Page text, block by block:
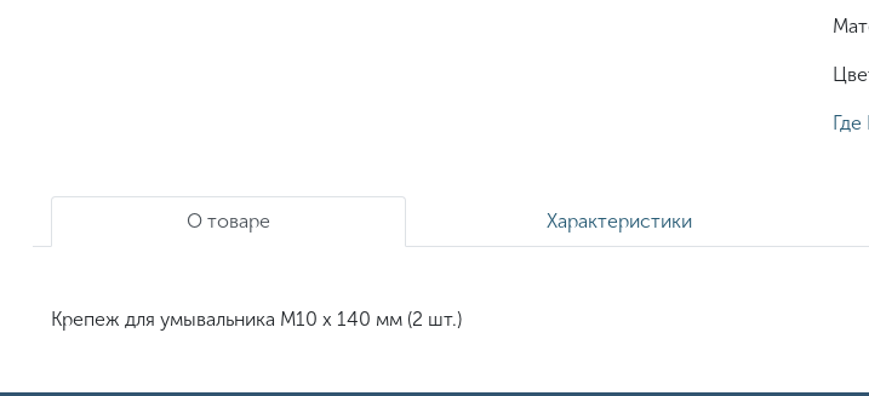
Где
О товаре Характеристики
Крепеж для умывальника M10 x 140 мм (2 шт.)